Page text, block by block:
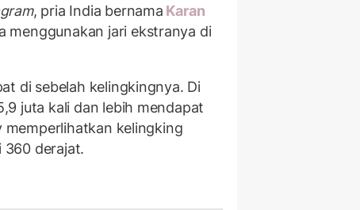
, pria India bernama Karan
menggunakan jari ekstranya di
di sebelah kelingkingnya. Di
juta kali dan lebih mendapat
kelingking
360 derajat.